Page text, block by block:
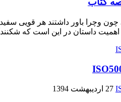
وچرا باور داشتند هر قویى
اهمیت داستان در این است که
27 اردیبهشت 1394